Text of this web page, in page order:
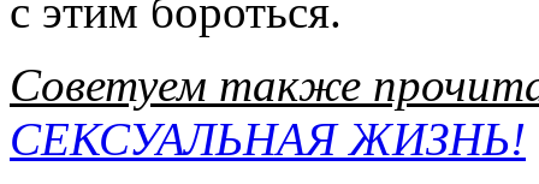
с этим бороться.
Советуем также
СЕКСУАЛЬНАЯ ЖИЗНЬ!